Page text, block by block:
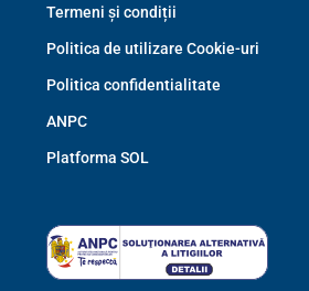
Termeni și condiții
Politica de utilizare Cookie-uri
Politica confidentialitate
ANPC
Platforma SOL